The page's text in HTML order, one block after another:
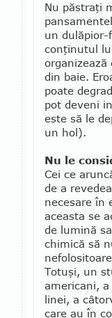
Nu păstraţi
un dulăpior-
conţinutul
organizează
din baie.
poate
pot deveni
este să le
un hol).
Nu le
Cei ce
de a
necesare în
aceasta se
de lumină
chimică să
Totuşi, un
americani,
linei, a
care au în